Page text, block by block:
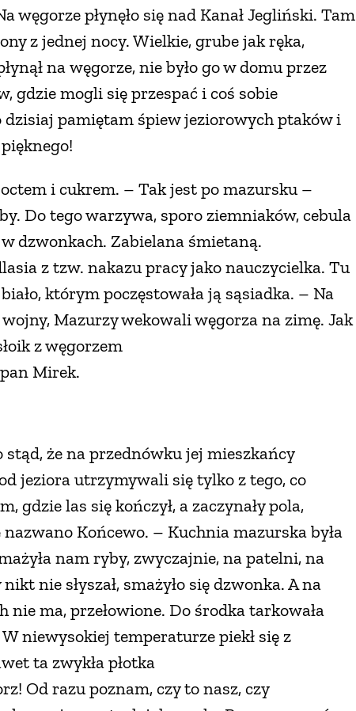
węgorze płynęło się nad Kanał Jegliński. Tam
z jednej nocy. Wielkie, grube jak ręka,
na węgorze, nie było go w domu przez
gdzie mogli się przespać i coś sobie
dzisiaj pamiętam śpiew jeziorowych ptaków i
i cukrem. – Tak jest po mazursku –
Do tego warzywa, sporo ziemniaków, cebula
dzwonkach. Zabielana śmietaną.
z tzw. nakazu pracy jako nauczycielka. Tu
którym poczęstowała ją sąsiadka. – Na
Mazurzy wekowali węgorza na zimę. Jak
z węgorzem
Mirek.
że na przednówku jej mieszkańcy
jeziora utrzymywali się tylko z tego, co
gdzie las się kończył, a zaczynały pola,
Końcewo. – Kuchnia mazurska była
nam ryby, zwyczajnie, na patelni, na
nie słyszał, smażyło się dzwonka. A na
ma, przełowione. Do środka tarkowała
niewysokiej temperaturze piekł się z
ta zwykła płotka
Od razu poznam, czy to nasz, czy